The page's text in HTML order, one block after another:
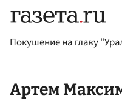
Покушение на главу
Артем